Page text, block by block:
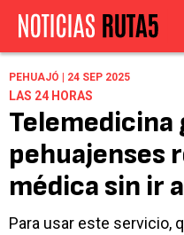
PEHUAJÓ | 24 SEP 2025
LAS 24 HORAS
pehuajenses
médica sin ir
Para usar este servicio,